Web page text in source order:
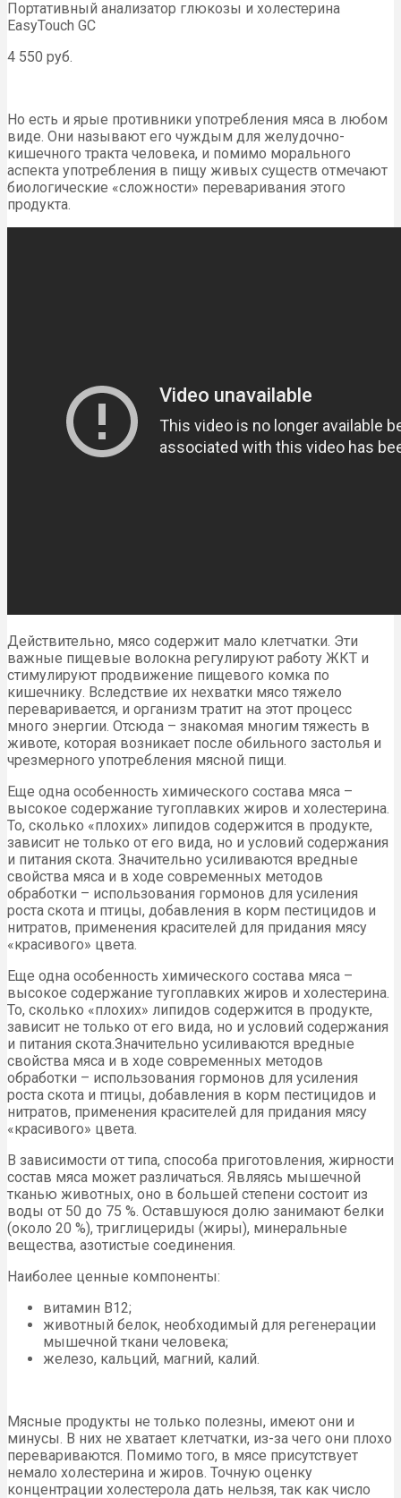
Портативный анализатор глюкозы и холестерина
EasyTouch GC
4 550 руб.
Но есть и ярые противники употребления мяса в любом
виде. Они называют его чуждым для желудочно-
кишечного тракта человека, и помимо морального
аспекта употребления в пищу живых существ отмечают
биологические «сложности» переваривания этого
продукта.
Действительно, мясо содержит мало клетчатки. Эти
важные пищевые волокна регулируют работу ЖКТ и
стимулируют продвижение пищевого комка по
кишечнику. Вследствие их нехватки мясо тяжело
переваривается, и организм тратит на этот процесс
много энергии. Отсюда – знакомая многим тяжесть в
животе, которая возникает после обильного застолья и
чрезмерного употребления мясной пищи.
Еще одна особенность химического состава мяса –
высокое содержание тугоплавких жиров и холестерина.
То, сколько «плохих» липидов содержится в продукте,
зависит не только от его вида, но и условий содержания
и питания скота. Значительно усиливаются вредные
свойства мяса и в ходе современных методов
обработки – использования гормонов для усиления
роста скота и птицы, добавления в корм пестицидов и
нитратов, применения красителей для придания мясу
«красивого» цвета.
Еще одна особенность химического состава мяса –
высокое содержание тугоплавких жиров и холестерина.
То, сколько «плохих» липидов содержится в продукте,
зависит не только от его вида, но и условий содержания
и питания скота.Значительно усиливаются вредные
свойства мяса и в ходе современных методов
обработки – использования гормонов для усиления
роста скота и птицы, добавления в корм пестицидов и
нитратов, применения красителей для придания мясу
«красивого» цвета.
В зависимости от типа, способа приготовления, жирности
состав мяса может различаться. Являясь мышечной
тканью животных, оно в большей степени состоит из
воды от 50 до 75 %. Оставшуюся долю занимают белки
(около 20 %), триглицериды (жиры), минеральные
вещества, азотистые соединения.
Наиболее ценные компоненты:
витамин В12;
животный белок, необходимый для регенерации
мышечной ткани человека;
железо, кальций, магний, калий.
Мясные продукты не только полезны, имеют они и
минусы. В них не хватает клетчатки, из-за чего они плохо
перевариваются. Помимо того, в мясе присутствует
немало холестерина и жиров. Точную оценку
концентрации холестерола дать нельзя, так как число